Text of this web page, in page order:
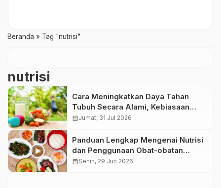
Beranda » Tag "nutrisi"
nutrisi
Cara Meningkatkan Daya Tahan
Tubuh Secara Alami, Kebiasaan
Sehat yang Perlu Dilakukan
calendar_monthJumat, 31 Jul 2026
Panduan Lengkap Mengenai Nutrisi
dan Penggunaan Obat-obatan
Umum yang Aman
calendar_monthSenin, 29 Jun 2026